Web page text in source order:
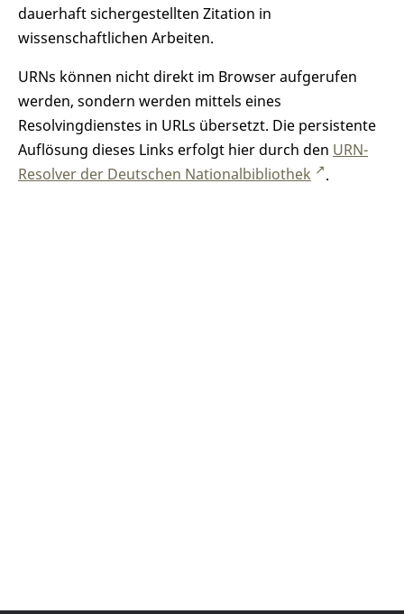
dauerhaft sichergestellten Zitation in
wissenschaftlichen Arbeiten.
URNs können nicht direkt im Browser aufgerufen
werden, sondern werden mittels eines
Resolvingdienstes in URLs übersetzt. Die persistente
Auflösung dieses Links erfolgt hier durch den URN-
Resolver der Deutschen Nationalbibliothek
.